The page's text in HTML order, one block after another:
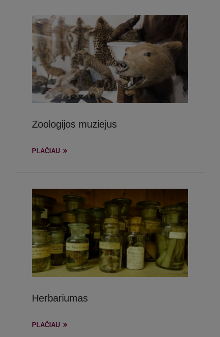
Zoologijos muziejus
PLAČIAU
Herbariumas
PLAČIAU